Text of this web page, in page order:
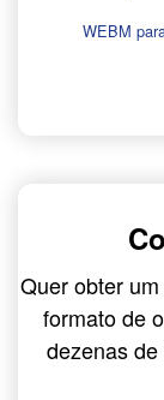
WEBM
Quer obter
formato de
dezenas